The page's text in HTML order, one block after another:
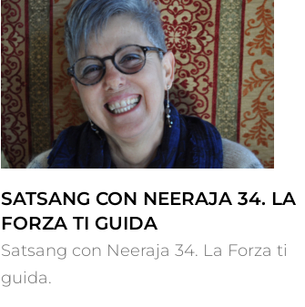
SATSANG CON NEERAJA 34. LA
FORZA TI GUIDA
Satsang con Neeraja 34. La Forza ti
guida.
Satsang con Neeraja 33. Satsang è
un invito